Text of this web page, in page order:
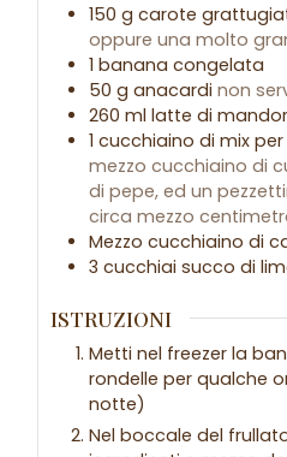
150 g carote
oppure una molto
1 banana congelata
50 g anacardi non
260 ml latte di
1 cucchiaino di mix
mezzo cucchiaino di
di pepe, ed un
circa mezzo
Mezzo cucchiaino di
3 cucchiai succo di
ISTRUZIONI
Metti nel freezer la
rondelle per qualche
notte)
Nel boccale del